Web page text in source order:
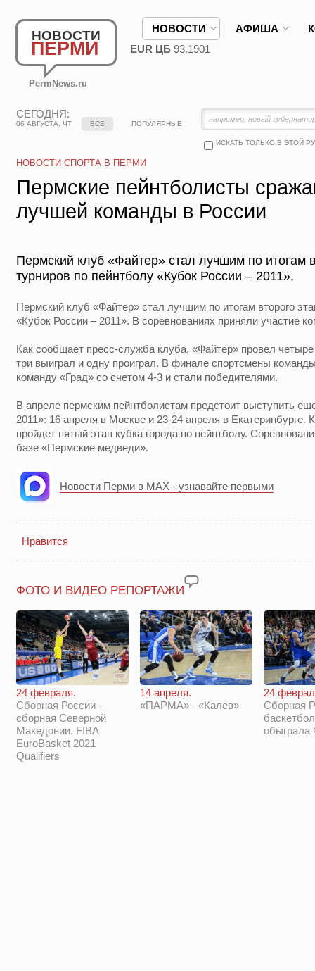
НОВОСТИ
ПЕРМИ
PermNews.ru
НОВОСТИ АФИША
EUR ЦБ 93.1901
СЕГОДНЯ:
06 АВГУСТА, ЧТ
ИСКАТЬ ТОЛЬКО В ЭТОЙ
ВСЕ ПОПУЛЯРНЫЕ
НОВОСТИ СПОРТА В ПЕРМИ
Пермские пейнтболисты
лучшей команды в России
Пермский клуб «Файтер» стал лучшим по итогам
турниров по пейнтболу «Кубок России – 2011».
Пермский клуб «Файтер» стал лучшим по итогам второго
«Кубок России – 2011». В соревнованиях приняли участие
Как сообщает пресс-служба клуба, «Файтер» провел
три выиграл и одну проиграл. В финале спортсмены
команду «Град» со счетом 4-3 и стали победителями.
В апреле пермским пейнтболистам предстоит выступить
2011»: 16 апреля в Москве и 23-24 апреля в Екатеринбурге.
пройдет пятый этап кубка города по пейнтболу.
базе «Пермские медведи».
Новости Перми в MAX - узнавайте первыми
Нравится
ФОТО И ВИДЕО РЕПОРТАЖИ
24 февраля.
Сборная России -
сборная Северной
Македонии. FIBA
EuroBasket 2021
Qualifiers
14 апреля.
«ПАРМА» - «Калев»
24
Сборная
обыграла